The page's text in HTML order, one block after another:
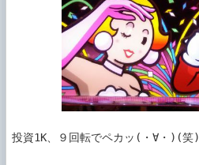
投資1K、９回転でペカッ(・∀・)(笑)